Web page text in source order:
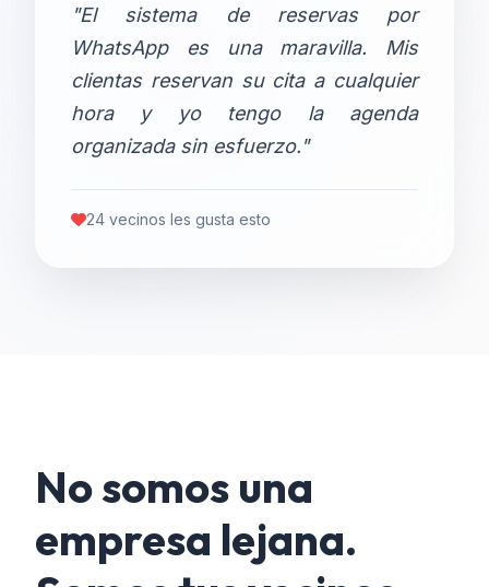
"El sistema de reservas por
WhatsApp es una maravilla. Mis
clientas reservan su cita a cualquier
hora y yo tengo la agenda
organizada sin esfuerzo."
24 vecinos les gusta esto
No somos una
empresa lejana.